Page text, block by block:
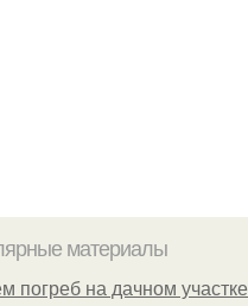
материалы
погреб на дачном участке